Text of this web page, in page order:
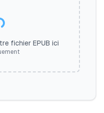
fichier EPUB ici